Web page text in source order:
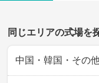
同じエリアの式場を
中国・韓国・その